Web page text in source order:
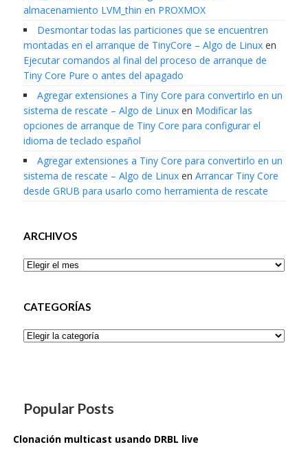
almacenamiento LVM_thin en PROXMOX
Desmontar todas las particiones que se encuentren
montadas en el arranque de TinyCore – Algo de Linuxen
Ejecutar comandos al final del proceso de arranque de
Tiny Core Pure o antes del apagado
Agregar extensiones a Tiny Core para convertirlo en un
sistema de rescate – Algo de Linuxen Modificar las
opciones de arranque de Tiny Core para configurar el
idioma de teclado español
Agregar extensiones a Tiny Core para convertirlo en un
sistema de rescate – Algo de Linuxen Arrancar Tiny Core
desde GRUB para usarlo como herramienta de rescate
ARCHIVOS
Archivos
CATEGORÍAS
Categorías
Popular Posts
Clonación multicast usando DRBL live